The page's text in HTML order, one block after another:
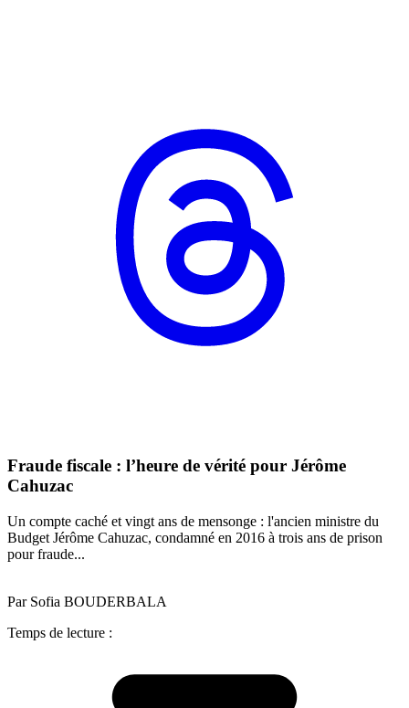
Fraude fiscale : l’heure de vérité pour Jérôme
Cahuzac
Un compte caché et vingt ans de mensonge : l'ancien ministre du
Budget Jérôme Cahuzac, condamné en 2016 à trois ans de prison
pour fraude...
Par Sofia BOUDERBALA
Temps de lecture :